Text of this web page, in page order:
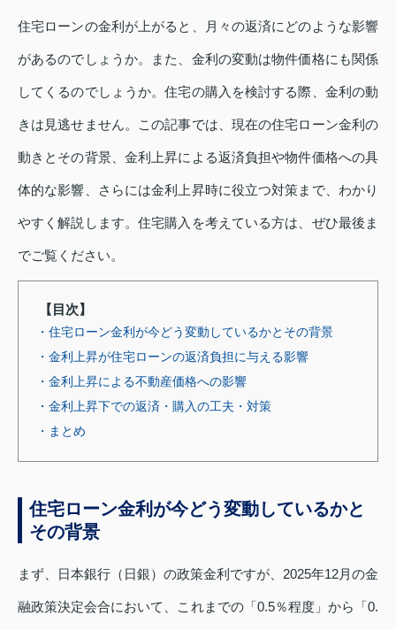
住宅ローンの金利が上がると、月々の返済にどのような影響
があるのでしょうか。また、金利の変動は物件価格にも関係
してくるのでしょうか。住宅の購入を検討する際、金利の動
きは見逃せません。この記事では、現在の住宅ローン金利の
動きとその背景、金利上昇による返済負担や物件価格への具
体的な影響、さらには金利上昇時に役立つ対策まで、わかり
やすく解説します。住宅購入を考えている方は、ぜひ最後ま
でご覧ください。
【目次】
・住宅ローン金利が今どう変動しているかとその背景
・金利上昇が住宅ローンの返済負担に与える影響
・金利上昇による不動産価格への影響
・金利上昇下での返済・購入の工夫・対策
・まとめ
住宅ローン金利が今どう変動しているかと
その背景
まず、日本銀行（日銀）の政策金利ですが、2025年12月の金
融政策決定会合において、これまでの「0.5％程度」から「0.